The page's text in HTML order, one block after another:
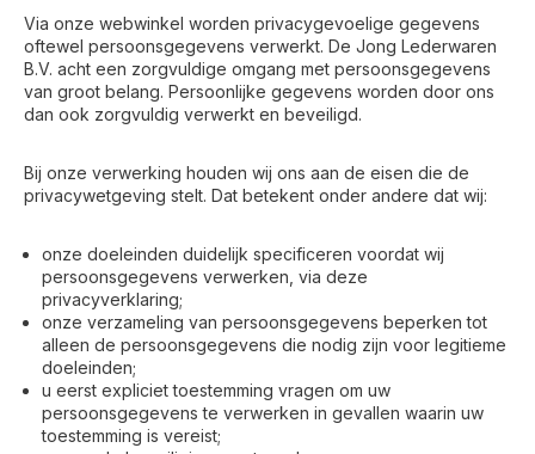
Via onze webwinkel worden privacygevoelige gegevens
oftewel persoonsgegevens verwerkt. De Jong Lederwaren
B.V. acht een zorgvuldige omgang met persoonsgegevens
van groot belang. Persoonlijke gegevens worden door ons
dan ook zorgvuldig verwerkt en beveiligd.
Bij onze verwerking houden wij ons aan de eisen die de
privacywetgeving stelt. Dat betekent onder andere dat wij:
onze doeleinden duidelijk specificeren voordat wij
persoonsgegevens verwerken, via deze
privacyverklaring;
onze verzameling van persoonsgegevens beperken tot
alleen de persoonsgegevens die nodig zijn voor legitieme
doeleinden;
u eerst expliciet toestemming vragen om uw
persoonsgegevens te verwerken in gevallen waarin uw
toestemming is vereist;